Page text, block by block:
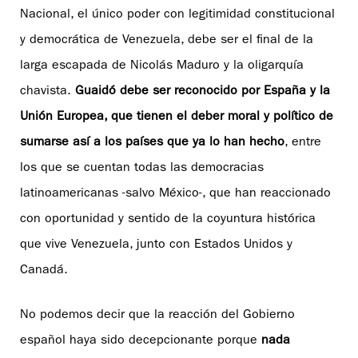
Nacional, el único poder con legitimidad constitucional
y democrática de Venezuela, debe ser el final de la
larga escapada de Nicolás Maduro y la oligarquía
chavista. Guaidó debe ser reconocido por España y la
Unión Europea, que tienen el deber moral y político de
sumarse así a los países que ya lo han hecho, entre
los que se cuentan todas las democracias
latinoamericanas -salvo México-, que han reaccionado
con oportunidad y sentido de la coyuntura histórica
que vive Venezuela, junto con Estados Unidos y
Canadá.
No podemos decir que la reacción del Gobierno
español haya sido decepcionante porque nada